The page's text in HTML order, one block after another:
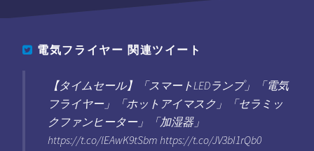
電気フライヤー 関連ツイート
【タイムセール】「スマートLEDランプ」「電気
フライヤー」「ホットアイマスク」「セラミッ
クファンヒーター」「加湿器」
https://t.co/lEAwK9tSbm https://t.co/JV3bI1rQb0